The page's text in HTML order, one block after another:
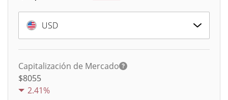
USD
Capitalización de Mercado
$8055
2.41%